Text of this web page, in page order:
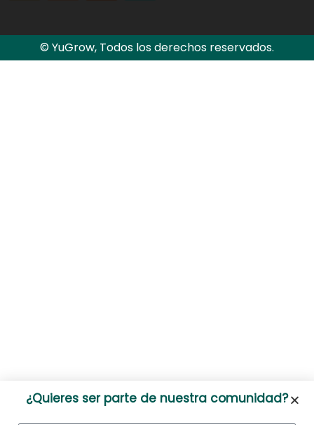
© YuGrow, Todos los derechos reservados.
¿Quieres ser parte de nuestra comunidad?